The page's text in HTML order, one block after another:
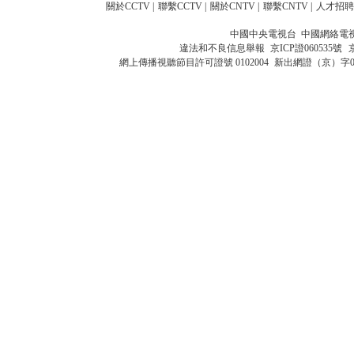
關於CCTV 聯繫CCTV 關於CNTV 聯繫CNTV 人才招聘
中國中央電視台 中國網絡電
違法和不良信息舉報 京ICP證060535號
網上傳播視聽節目許可證號 0102004 新出網證（京）